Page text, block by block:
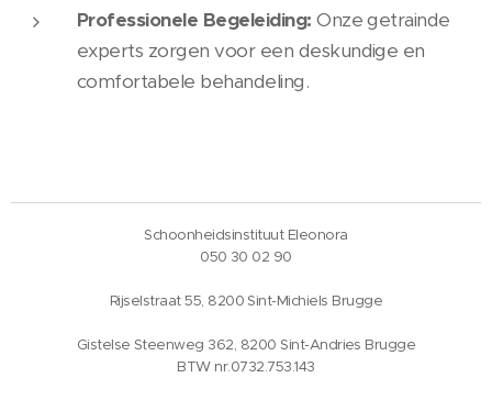
Professionele Begeleiding: Onze getrainde
experts zorgen voor een deskundige en
comfortabele behandeling.
Schoonheidsinstituut Eleonora
050 30 02 90
Rijselstraat 55, 8200 Sint-Michiels Brugge
Gistelse Steenweg 362, 8200 Sint-Andries Brugge
BTW nr.0732.753.143